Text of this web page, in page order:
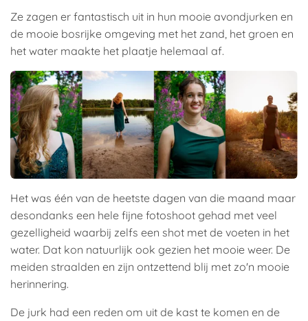
Ze zagen er fantastisch uit in hun mooie avondjurken en
de mooie bosrijke omgeving met het zand, het groen en
het water maakte het plaatje helemaal af.
Het was één van de heetste dagen van die maand maar
desondanks een hele fijne fotoshoot gehad met veel
gezelligheid waarbij zelfs een shot met de voeten in het
water. Dat kon natuurlijk ook gezien het mooie weer. De
meiden straalden en zijn ontzettend blij met zo'n mooie
herinnering.
De jurk had een reden om uit de kast te komen en de